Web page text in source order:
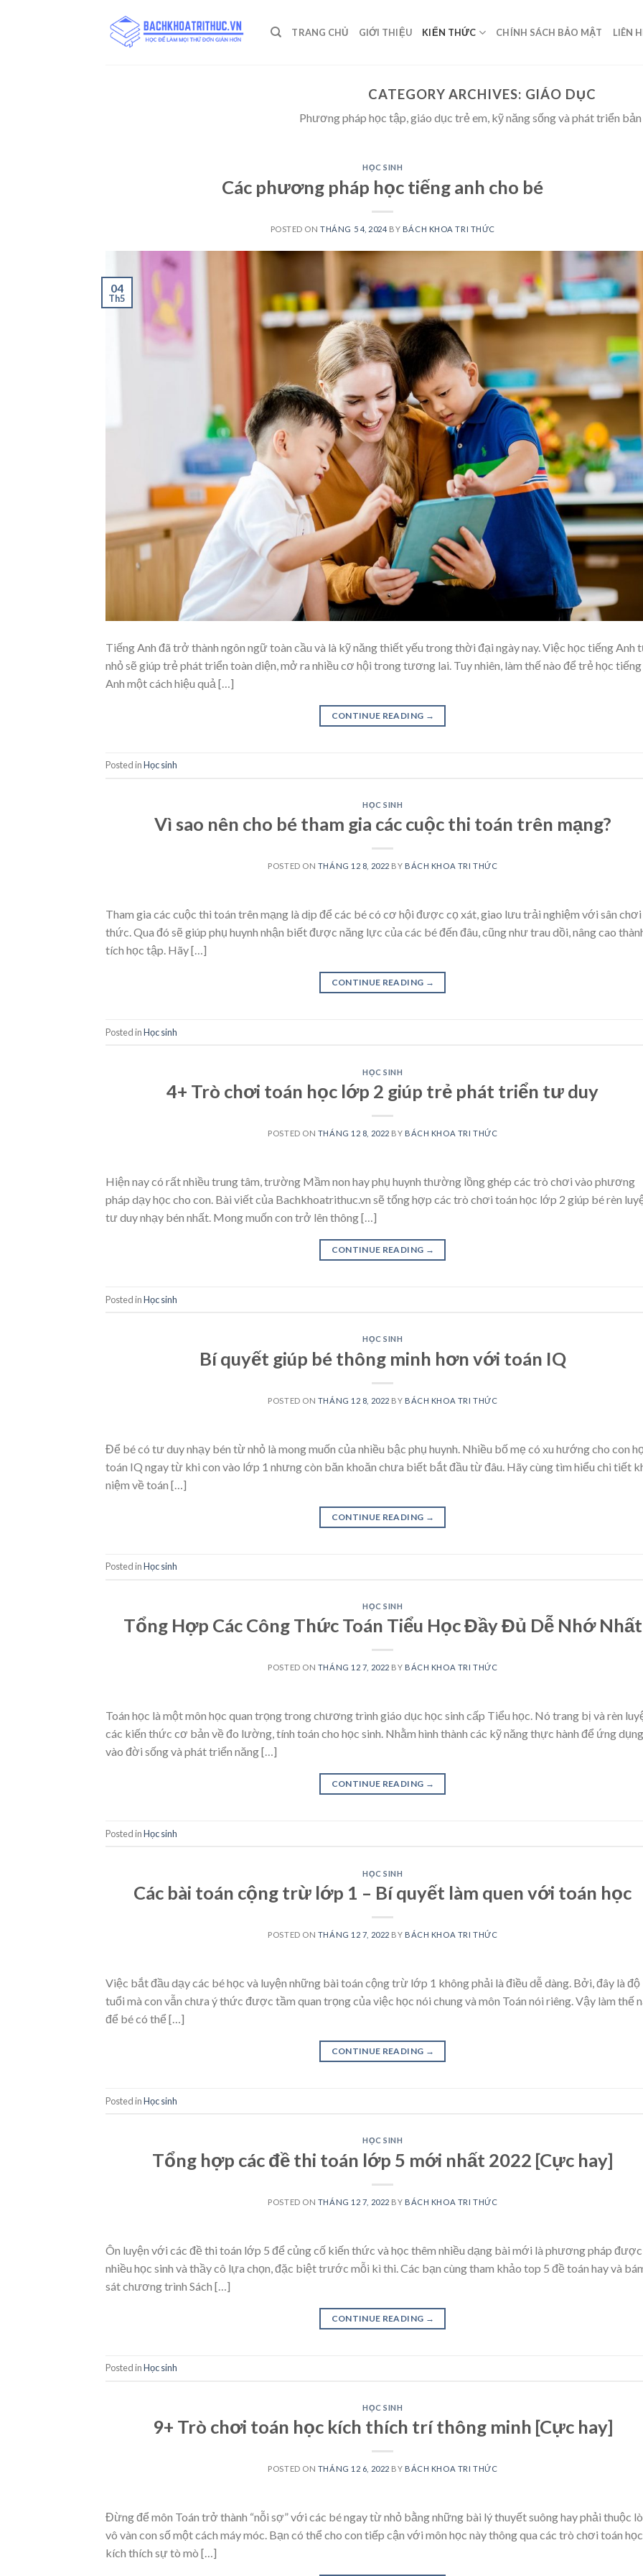
TRANG CHỦ GIỚI THIỆU KIẾN THỨC CHÍNH SÁCH BẢO MẬT LIÊN
CATEGORY ARCHIVES: GIÁO DỤC
Phương pháp học tập, giáo dục trẻ em, kỹ năng sống và phát triển
HỌC SINH
Các phương pháp học tiếng anh cho bé
POSTED ONTHÁNG 5 4, 2024 BY BÁCH KHOA TRI THỨC
04
Th5
Tiếng Anh đã trở thành ngôn ngữ toàn cầu và là kỹ năng thiết yếu trong thời đại ngày nay. Việc học tiếng Anh
nhỏ sẽ giúp trẻ phát triển toàn diện, mở ra nhiều cơ hội trong tương lai. Tuy nhiên, làm thế nào để trẻ học tiếng
Anh một cách hiệu quả […]
CONTINUE READING →
Posted inHọc sinh
HỌC SINH
Vì sao nên cho bé tham gia các cuộc thi toán trên mạng?
POSTED ON THÁNG 12 8, 2022 BY BÁCH KHOA TRI THỨC
Tham gia các cuộc thi toán trên mạng là dịp để các bé có cơ hội được cọ xát, giao lưu trải nghiệm với sân
thức. Qua đó sẽ giúp phụ huynh nhận biết được năng lực của các bé đến đâu, cũng như trau dồi, nâng cao
tích học tập. Hãy […]
CONTINUE READING →
Posted inHọc sinh
HỌC SINH
4+ Trò chơi toán học lớp 2 giúp trẻ phát triển tư duy
POSTED ON THÁNG 12 8, 2022 BY BÁCH KHOA TRI THỨC
Hiện nay có rất nhiều trung tâm, trường Mầm non hay phụ huynh thường lồng ghép các trò chơi vào phương
pháp dạy học cho con. Bài viết của Bachkhoatrithuc.vn sẽ tổng hợp các trò chơi toán học lớp 2 giúp bé rèn
tư duy nhạy bén nhất. Mong muốn con trở lên thông […]
CONTINUE READING →
Posted inHọc sinh
HỌC SINH
Bí quyết giúp bé thông minh hơn với toán IQ
POSTED ON THÁNG 12 8, 2022 BY BÁCH KHOA TRI THỨC
Để bé có tư duy nhạy bén từ nhỏ là mong muốn của nhiều bậc phụ huynh. Nhiều bố mẹ có xu hướng cho con
toán IQ ngay từ khi con vào lớp 1 nhưng còn băn khoăn chưa biết bắt đầu từ đâu. Hãy cùng tìm hiểu chi tiết
niệm về toán […]
CONTINUE READING →
Posted inHọc sinh
HỌC SINH
Tổng Hợp Các Công Thức Toán Tiểu Học Đầy Đủ Dễ Nhớ Nhất
POSTED ON THÁNG 12 7, 2022 BY BÁCH KHOA TRI THỨC
Toán học là một môn học quan trọng trong chương trình giáo dục học sinh cấp Tiểu học. Nó trang bị và rèn
các kiến thức cơ bản về đo lường, tính toán cho học sinh. Nhằm hình thành các kỹ năng thực hành để ứng dụng
vào đời sống và phát triển năng […]
CONTINUE READING →
Posted inHọc sinh
HỌC SINH
Các bài toán cộng trừ lớp 1 – Bí quyết làm quen với toán học
POSTED ON THÁNG 12 7, 2022 BY BÁCH KHOA TRI THỨC
Việc bắt đầu dạy các bé học và luyện những bài toán cộng trừ lớp 1 không phải là điều dễ dàng. Bởi, đây là độ
tuổi mà con vẫn chưa ý thức được tầm quan trọng của việc học nói chung và môn Toán nói riêng. Vậy làm thế
để bé có thể […]
CONTINUE READING →
Posted inHọc sinh
HỌC SINH
Tổng hợp các đề thi toán lớp 5 mới nhất 2022 [Cực hay]
POSTED ON THÁNG 12 7, 2022 BY BÁCH KHOA TRI THỨC
Ôn luyện với các đề thi toán lớp 5 để củng cố kiến thức và học thêm nhiều dạng bài mới là phương pháp được
nhiều học sinh và thầy cô lựa chọn, đặc biệt trước mỗi kì thi. Các bạn cùng tham khảo top 5 đề toán hay và
sát chương trình Sách […]
CONTINUE READING →
Posted inHọc sinh
HỌC SINH
9+ Trò chơi toán học kích thích trí thông minh [Cực hay]
POSTED ON THÁNG 12 6, 2022 BY BÁCH KHOA TRI THỨC
Đừng để môn Toán trở thành “nỗi sợ” với các bé ngay từ nhỏ bằng những bài lý thuyết suông hay phải thuộc
vô vàn con số một cách máy móc. Bạn có thể cho con tiếp cận với môn học này thông qua các trò chơi toán
kích thích sự tò mò […]